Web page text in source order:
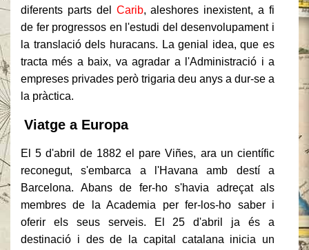
diferents parts del Carib, aleshores inexistent, a fi
de fer progressos en l'estudi del desenvolupament i
la translació dels huracans. La genial idea, que es
tracta més a baix, va agradar a l'Administració i a
empreses privades però trigaria deu anys a dur-se a
la pràctica.
Viatge a Europa
El 5 d'abril de 1882 el pare Viñes, ara un científic
reconegut, s'embarca a l'Havana amb destí a
Barcelona. Abans de fer-ho s'havia adreçat als
membres de la Academia per fer-los-ho saber i
oferir els seus serveis. El 25 d'abril ja és a
destinació i des de la capital catalana inicia un